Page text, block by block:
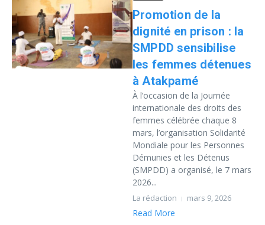
Promotion de la
dignité en prison : la
SMPDD sensibilise
les femmes détenues
à Atakpamé
À l’occasion de la Journée
internationale des droits des
femmes célébrée chaque 8
mars, l’organisation Solidarité
Mondiale pour les Personnes
Démunies et les Détenus
(SMPDD) a organisé, le 7 mars
2026...
La rédaction mars 9, 2026
Read More